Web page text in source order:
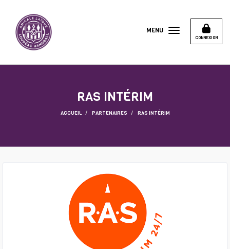
CONNEXION
MENU
RAS INTÉRIM
ACCUEIL PARTENAIRES RAS INTÉRIM